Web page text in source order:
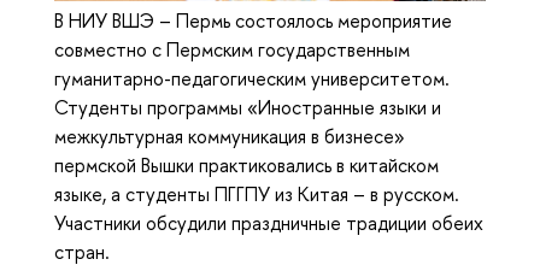
В НИУ ВШЭ – Пермь состоялось мероприятие
совместно с Пермским государственным
гуманитарно-педагогическим университетом.
Студенты программы «Иностранные языки и
межкультурная коммуникация в бизнесе»
пермской Вышки практиковались в китайском
языке, а студенты ПГГПУ из Китая – в русском.
Участники обсудили праздничные традиции обеих
стран.